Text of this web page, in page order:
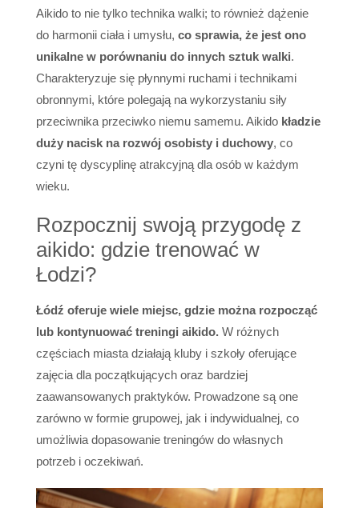
Aikido to nie tylko technika walki; to również dążenie
do harmonii ciała i umysłu, co sprawia, że jest ono
unikalne w porównaniu do innych sztuk walki.
Charakteryzuje się płynnymi ruchami i technikami
obronnymi, które polegają na wykorzystaniu siły
przeciwnika przeciwko niemu samemu. Aikido kładzie
duży nacisk na rozwój osobisty i duchowy, co
czyni tę dyscyplinę atrakcyjną dla osób w każdym
wieku.
Rozpocznij swoją przygodę z
aikido: gdzie trenować w
Łodzi?
Łódź oferuje wiele miejsc, gdzie można rozpocząć
lub kontynuować treningi aikido. W różnych
częściach miasta działają kluby i szkoły oferujące
zajęcia dla początkujących oraz bardziej
zaawansowanych praktyków. Prowadzone są one
zarówno w formie grupowej, jak i indywidualnej, co
umożliwia dopasowanie treningów do własnych
potrzeb i oczekiwań.